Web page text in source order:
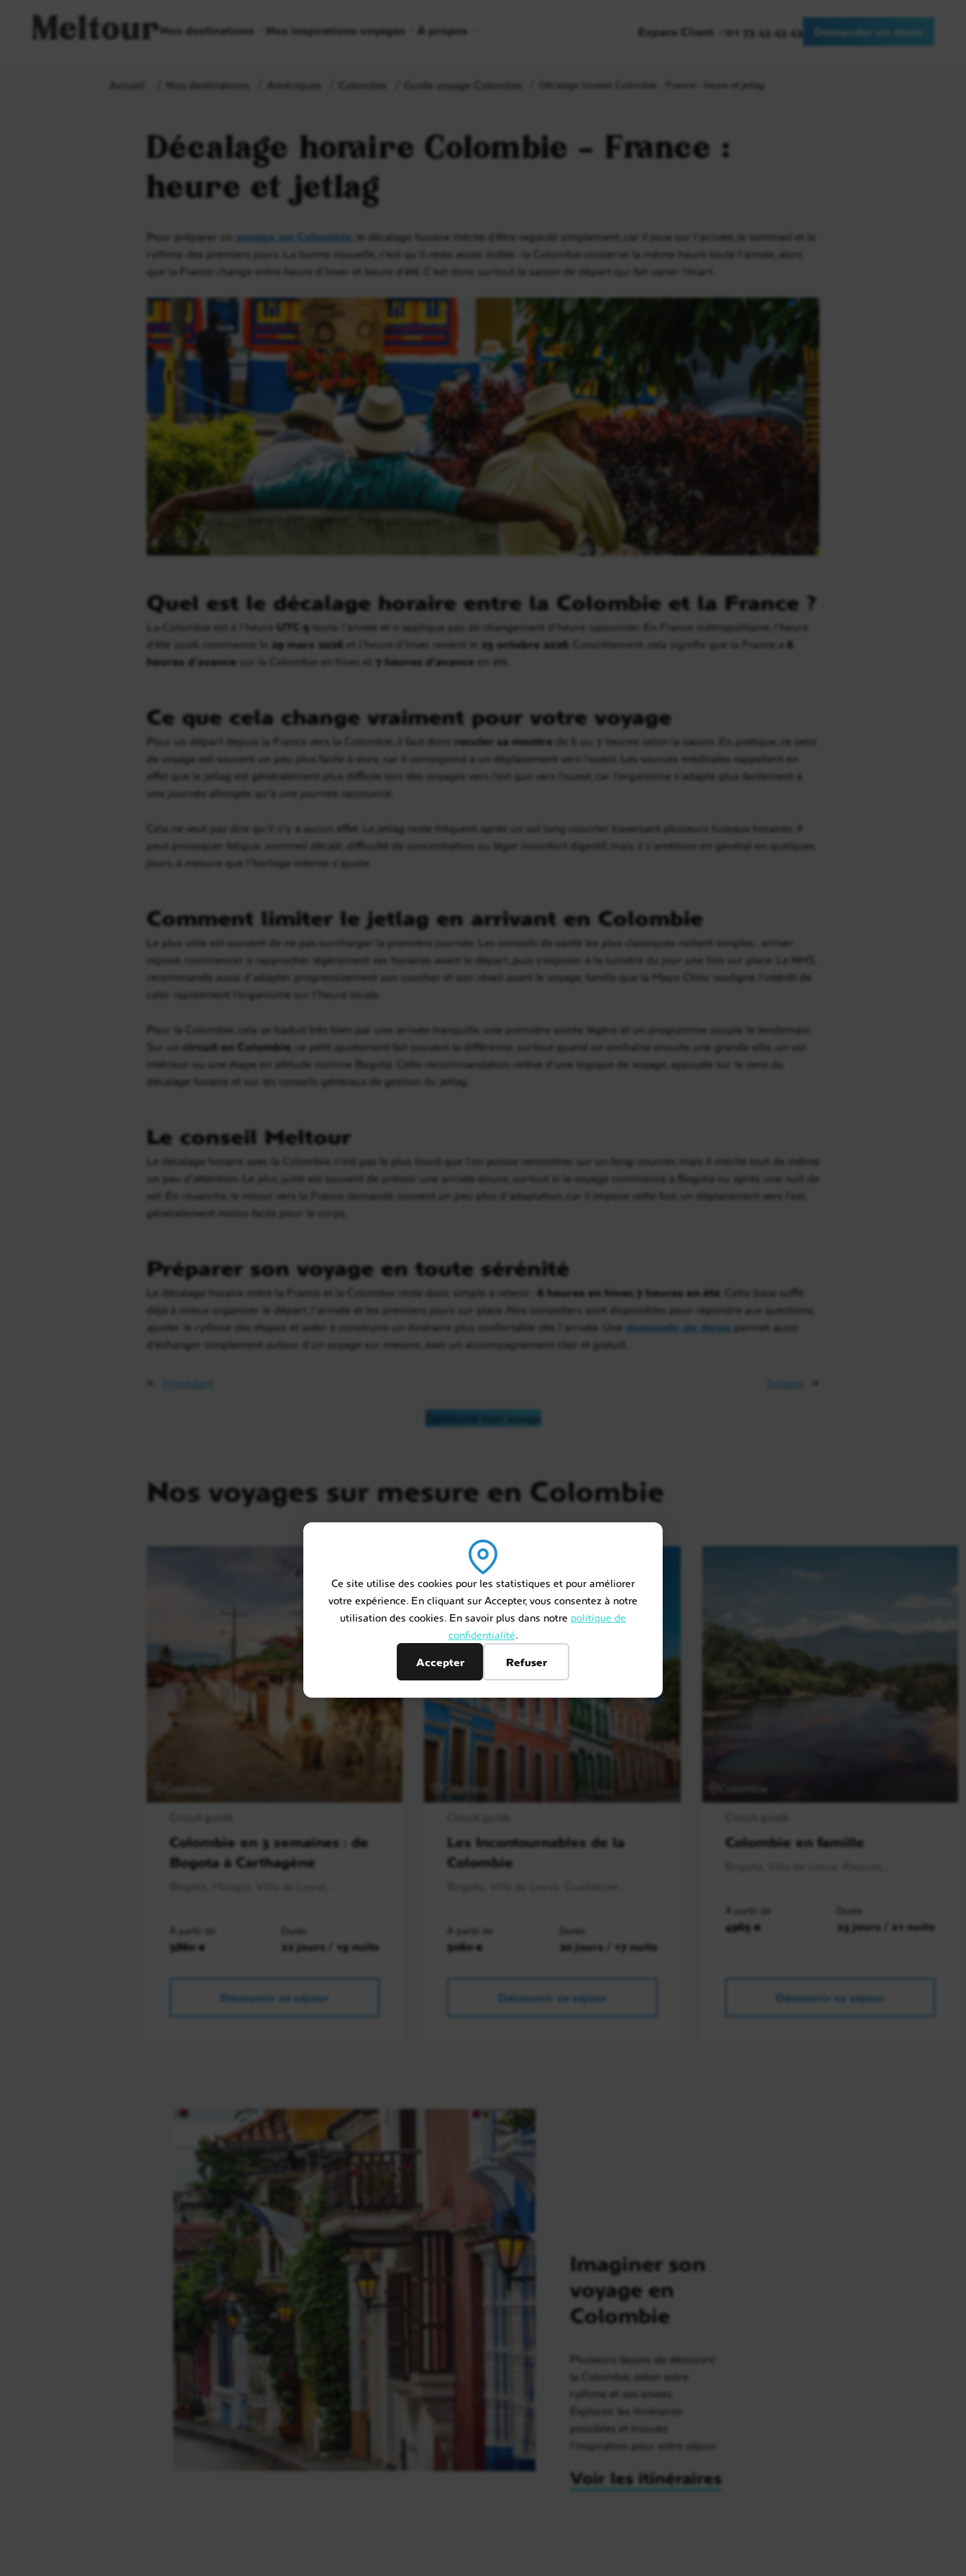
Ce site utilise des cookies pour les statistiques et pour améliorer
votre expérience. En cliquant sur Accepter, vous consentez à notre
utilisation des cookies. En savoir plus dans notre politique de
confidentialité.
Accepter
Refuser
MeltourNos destinations Nos inspirations voyages À propos Espace Client 01 73 43 43 43 Demander un devis
Accueil Nos destinations Amériques Colombie Guide voyage Colombie Décalage horaire Colombie - France : heure et jetlag
Décalage horaire Colombie – France :
heure et jetlag
Pour préparer un voyage en Colombie , le décalage horaire mérite d’être regardé simplement, car il joue sur l’arrivée, le sommeil et le
rythme des premiers jours. La bonne nouvelle, c’est qu’il reste assez lisible : la Colombie conserve la même heure toute l’année, alors
que la France change entre heure d’hiver et heure d’été. C’est donc surtout la saison de départ qui fait varier l’écart.
Quel est le décalage horaire entre la Colombie et la France ?
La Colombie est à l’heure UTC-5 toute l’année et n’applique pas de changement d’heure saisonnier. En France métropolitaine, l’heure
d’été 2026 commence le 29 mars 2026 et l’heure d’hiver revient le 25 octobre 2026 . Concrètement, cela signifie que la France a 6
heures d’avance sur la Colombie en hiver, et 7 heures d’avance en été.
Ce que cela change vraiment pour votre voyage
Pour un départ depuis la France vers la Colombie, il faut donc reculer sa montre de 6 ou 7 heures selon la saison. En pratique, ce sens
de voyage est souvent un peu plus facile à vivre, car il correspond à un déplacement vers l’ouest. Les sources médicales rappellent en
effet que le jetlag est généralement plus difficile lors des voyages vers l’est que vers l’ouest, car l’organisme s’adapte plus facilement à
une journée allongée qu’à une journée raccourcie.
Cela ne veut pas dire qu’il n’y a aucun effet. Le jetlag reste fréquent après un vol long-courrier traversant plusieurs fuseaux horaires. Il
peut provoquer fatigue, sommeil décalé, difficulté de concentration ou léger inconfort digestif, mais il s’améliore en général en quelques
jours, à mesure que l’horloge interne s’ajuste.
Comment limiter le jetlag en arrivant en Colombie
Le plus utile est souvent de ne pas surcharger la première journée. Les conseils de santé les plus classiques restent simples : arriver
reposé, commencer à rapprocher légèrement ses horaires avant le départ, puis s’exposer à la lumière du jour une fois sur place. Le NHS
recommande aussi d’adapter progressivement son coucher et son réveil avant le voyage, tandis que la Mayo Clinic souligne l’intérêt de
caler rapidement l’organisme sur l’heure locale.
Pour la Colombie, cela se traduit très bien par une arrivée tranquille, une première soirée légère et un programme souple le lendemain.
circuit en Colombie , ce petit ajustement fait souvent la différence, surtout quand on enchaîne ensuite une grande ville, un vol
intérieur ou une étape en altitude comme Bogotá. Cette recommandation relève d’une logique de voyage, appuyée sur le sens du
décalage horaire et sur les conseils généraux de gestion du jetlag.
Le conseil Meltour
Le décalage horaire avec la Colombie n’est pas le plus lourd que l’on puisse rencontrer sur un long-courrier, mais il mérite tout de même
un peu d’attention. Le plus juste est souvent de prévoir une arrivée douce, surtout si le voyage commence à Bogotá ou après une nuit de
vol. En revanche, le retour vers la France demande souvent un peu plus d’adaptation, car il impose cette fois un déplacement vers l’est,
généralement moins facile pour le corps.
Préparer son voyage en toute sérénité
Le décalage horaire entre la France et la Colombie reste donc simple à retenir : 6 heures en hiver, 7 heures en été . Cette base suffit
déjà à mieux organiser le départ, l’arrivée et les premiers jours sur place. Nos conseillers sont disponibles pour répondre aux questions,
ajuster le rythme des étapes et aider à construire un itinéraire plus confortable dès l’arrivée. Une demande de devis permet aussi
d’échanger simplement autour d’un voyage sur mesure, avec un accompagnement clair et gratuit.
← Suivant →
Construire mon voyage
Nos voyages sur mesure en Colombie
Colombie en 3 semaines : de
Bogota à Carthagène
À partir de
5860 €
Durée
22 jours / 19 nuits
Découvrir ce séjour
Colombie
Les Incontournables de la
Colombie
À partir de
5060 €
Durée
20 jours / 17 nuits
Découvrir ce séjour
Colombie en famille
À partir de
4965 €
Durée
23 jours / 21 nuits
Découvrir ce séjour
Imaginer son
voyage en
Colombie
Plusieurs façons de découvrir
la Colombie, selon votre
rythme et vos envies.
Explorez les itinéraires
possibles et trouvez
l’inspiration pour votre séjour.
Voir les itinéraires